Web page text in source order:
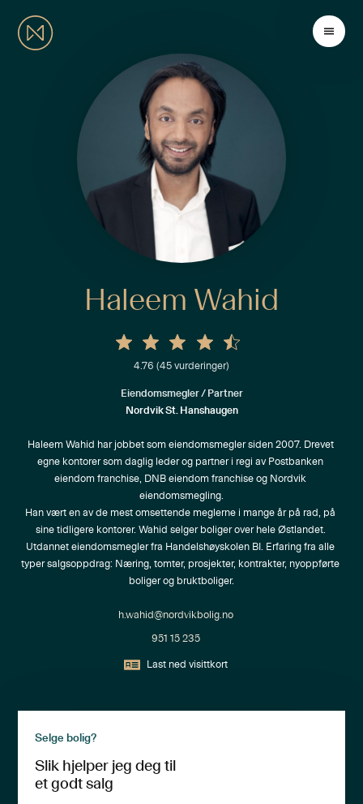
Haleem Wahid
4.76 (45 vurderinger)
Eiendomsmegler / Partner
Nordvik St. Hanshaugen
Haleem Wahid har jobbet som eiendomsmegler siden 2007. Drevet
egne kontorer som daglig leder og partner i regi av Postbanken
eiendom franchise, DNB eiendom franchise og Nordvik
eiendomsmegling.
Han vært en av de mest omsettende meglerne i mange år på rad, på
sine tidligere kontorer. Wahid selger boliger over hele Østlandet.
Utdannet eiendomsmegler fra Handelshøyskolen BI. Erfaring fra alle
typer salgsoppdrag: Næring, tomter, prosjekter, kontrakter, nyoppførte
boliger og bruktboliger.
h.wahid@nordvikbolig.no
951 15 235
Last ned visittkort
Selge bolig?
Slik hjelper jeg deg til
et godt salg